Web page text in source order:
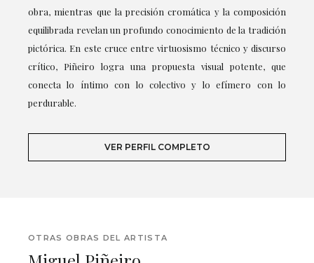
obra, mientras que la precisión cromática y la composición
equilibrada revelan un profundo conocimiento de la tradición
pictórica. En este cruce entre virtuosismo técnico y discurso
crítico, Piñeiro logra una propuesta visual potente, que
conecta lo íntimo con lo colectivo y lo efímero con lo
perdurable.
VER PERFIL COMPLETO
OTRAS OBRAS DEL ARTISTA